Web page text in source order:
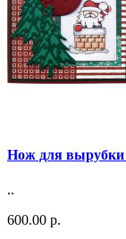
Нож для вырубки
..
600.00 р.